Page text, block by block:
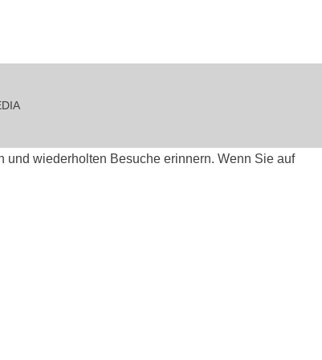
und wiederholten Besuche erinnern. Wenn Sie auf